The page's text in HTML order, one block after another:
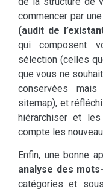
commencer par une
(audit de
qui composent
sélection (celles
que vous ne
conservées
sitemap), et
hiérarchiser et
compte les
Enfin, une bonne
analyse des
catégories et